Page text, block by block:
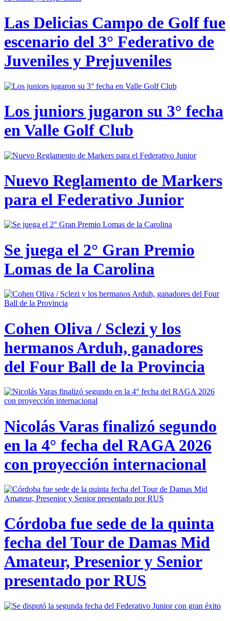
Las Delicias Campo de Golf fue
escenario del 3° Federativo de
Juveniles y Prejuveniles
Los juniors jugaron su 3° fecha
en Valle Golf Club
Nuevo Reglamento de Markers
para el Federativo Junior
Se juega el 2° Gran Premio
Lomas de la Carolina
Cohen Oliva / Sclezi y los
hermanos Arduh, ganadores
del Four Ball de la Provincia
Nicolás Varas finalizó segundo
en la 4° fecha del RAGA 2026
con proyección internacional
Córdoba fue sede de la quinta
fecha del Tour de Damas Mid
Amateur, Presenior y Senior
presentado por RUS